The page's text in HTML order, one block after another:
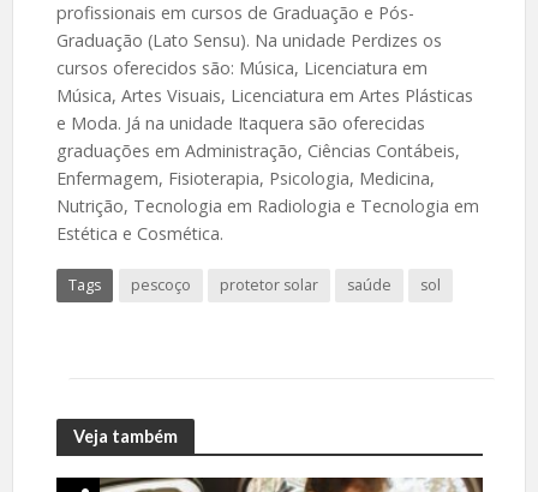
profissionais em cursos de Graduação e Pós-
Graduação (Lato Sensu). Na unidade Perdizes os
cursos oferecidos são: Música, Licenciatura em
Música, Artes Visuais, Licenciatura em Artes Plásticas
e Moda. Já na unidade Itaquera são oferecidas
graduações em Administração, Ciências Contábeis,
Enfermagem, Fisioterapia, Psicologia, Medicina,
Nutrição, Tecnologia em Radiologia e Tecnologia em
Estética e Cosmética.
Tags pescoço protetor solar saúde sol
Veja também